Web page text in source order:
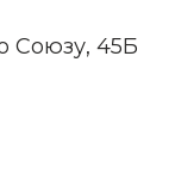
Союзу, 45Б